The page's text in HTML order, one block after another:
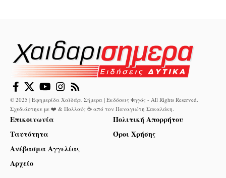
© 2025 | Εφημερίδα Χαϊδάρι Σήμερα | Εκδόσεις Φηγός - All Rights Reserved.
Σχεδιάστηκε με ❤️ & Πολλούς ☕ από τον Παναγιώτη Σακαλάκη
Επικοινωνία
Ταυτότητα
Ανέβασμα Αγγελίας
Αρχείο
Πολιτική Απορρήτου
Όροι Χρήσης